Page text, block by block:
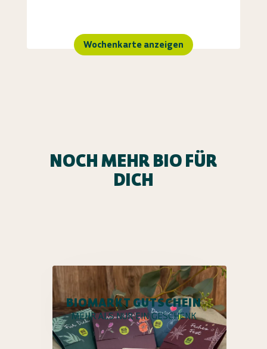
Wochenkarte anzeigen
NOCH MEHR BIO FÜR
DICH
BIOMARKT GUTSCHEIN
MEHR ALS NUR EIN GESCHENK